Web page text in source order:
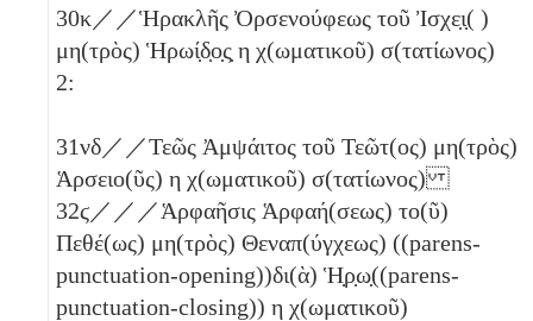
30κ ／／Ἡρακλῆς Ὀρσενούφεως τοῦ Ἰσχε̣ι̣( )
μη(τρὸς) Ἡρωί̣δ̣ο̣ς̣ η χ(ωματικοῦ) σ(τατίωνος)
2:
31νδ／／Τεῶς Ἀμψάιτος τοῦ Τεῶτ(ος) μη(τρὸς)
Ἁρσειο(ῦς) η χ(ωματικοῦ) σ(τατίωνος)
32ϛ／／／Ἁρφαῆσις Ἁρφαή(σεως) το(ῦ)
Πεθέ(ως) μη(τρὸς) Θεναπ(ύγχεως) ((parens-
punctuation-opening))δι(ὰ) Ἡ̣ρ̣ω̣((parens-
punctuation-closing)) η χ(ωματικοῦ)